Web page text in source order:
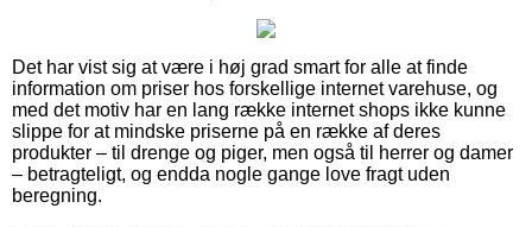
Det har vist sig at være i høj grad smart for alle at finde
information om priser hos forskellige internet varehuse, og
med det motiv har en lang række internet shops ikke kunne
slippe for at mindske priserne på en række af deres
produkter – til drenge og piger, men også til herrer og damer
– betragteligt, og endda nogle gange love fragt uden
beregning.